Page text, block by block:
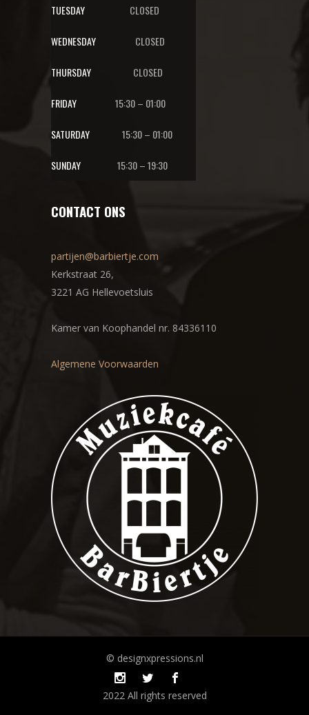
TUESDAY CLOSED
WEDNESDAY CLOSED
THURSDAY CLOSED
FRIDAY 15:30 – 01:00
SATURDAY 15:30 – 01:00
SUNDAY 15:30 – 19:30
CONTACT ONS
partijen@barbiertje.com
Kerkstraat 26,
3221 AG Hellevoetsluis
Kamer van Koophandel nr. 84336110
Algemene Voorwaarden
© designxpressions.nl
2022 All rights reserved